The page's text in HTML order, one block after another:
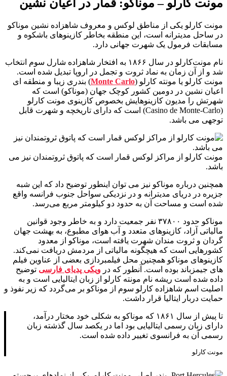
مونت کارلو – موناکو: قمار در اعیان نشین
مونت‌ کارلو یکی از مناطق لوکس و معروف شاهزاده‌ نشین موناکو
در ساحل مدیترانه است، این منطقه بخاطر کازینوهای باشکوه و
مسابقات فرمول یک شهرت جهانی دارد.
نام مونت‌کارلو در سال ۱۸۶۶ به افتخار شاهزاده شارل سوم انتخاب
شد و از آن زمان به نماد ثروت و تجمل در اروپا تبدیل شده است.
مونت کارلو یا مونته کارلو (Monte Carlo) بندری زیبا و منطقه ای
اعیان نشین در دومین کشور کوچک جهان (موناکو) است که
شهرتش را مدیون کازینوهایش بخصوص کازینوی مونت کارلو
(Casino de Monte-Carlo) است که دارای تاریخچه و شهرت قابل
توجهی می باشد.
مونت کارلو از مراکز لوکس قمار است که پاتوق ثروتمندان نیز می
باشد.
همچنین درباره موناکو نیز می توان اینطور توضیح داد که این شبه
جزیره در دریای مدیترانه و در نزدیکی سواحل جنوب فرانسه واقع
شده ‌است و مساحت آن به حدود دو کیلومتر مربع می‌رسد.
موناکو حدود ۳۷۸۰۰ نفر جمعیت دارد و به خاطر وجود قوانین
مالیاتی آزاد، کازینوهای متعدد و آب هوای مطبوع، به بهشت جهان‌
گردان و ثروت‌ مندان شهرت یافته است، موناکو از معدود
کشورهایی است که هیچگونه مالیاتی از مردمش دریافت نمی‌کند.
کازینوهای موناکو همچنین محل فیلمبردازی بعضی از عناوین فیلم
های جیمزباند بوده است. آنطور که در ویکی پدیای فارسی توضیح
داده شده است ریشه نام مونته کارلو از زبان ایتالیایی است و به
اصلیت اسم شاهزاده کارلو سوم از موناکو بر می‌گردد که زیر نفوذ و
حمایت دربار ایتالیا قرار داشت.
تا پیش از سال ۱۸۶۱ که موناکو به شکلی خود مختار درآمد،
دارای زبان رسمی ایتالیایی بود اما در یکصد سال گذشته زبان
رسمی آن به فرانسوی تغییر داده شده است.
مونت کارلو